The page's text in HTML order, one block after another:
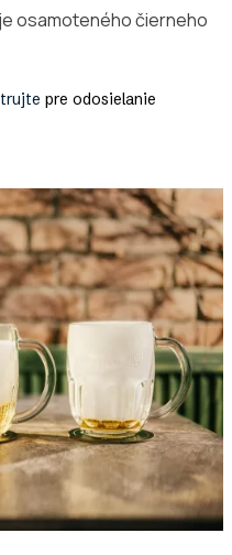
osamoteného čierneho
pre odosielanie